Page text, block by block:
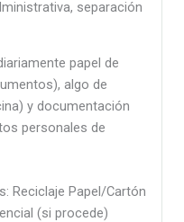
separación
papel de
algo de
y documentación
personales de
Reciclaje Papel/Cartón
(si procede)